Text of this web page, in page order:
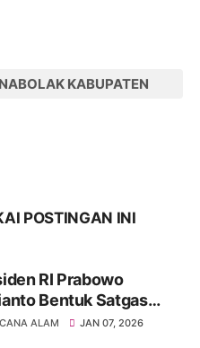
KABUPATEN
POSTINGAN INI
RI Prabowo
Bentuk Satgas
Bencana
ALAM JAN 07, 2026